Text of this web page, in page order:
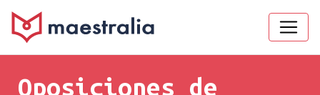
Oposiciones de